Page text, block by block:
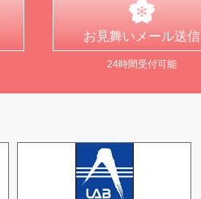
お見舞い メール送信
24時間受付可能